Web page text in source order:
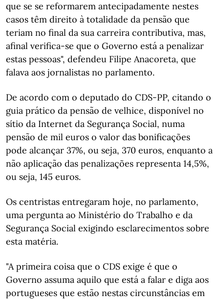
que se se reformarem antecipadamente nestes
casos têm direito à totalidade da pensão que
teriam no final da sua carreira contributiva, mas,
afinal verifica-se que o Governo está a penalizar
estas pessoas", defendeu Filipe Anacoreta, que
falava aos jornalistas no parlamento.
De acordo com o deputado do CDS-PP, citando o
guia prático da pensão de velhice, disponível no
sítio da Internet da Segurança Social, numa
pensão de mil euros o valor das bonificações
pode alcançar 37%, ou seja, 370 euros, enquanto a
não aplicação das penalizações representa 14,5%,
ou seja, 145 euros.
Os centristas entregaram hoje, no parlamento,
uma pergunta ao Ministério do Trabalho e da
Segurança Social exigindo esclarecimentos sobre
esta matéria.
"A primeira coisa que o CDS exige é que o
Governo assuma aquilo que está a falar e diga aos
portugueses que estão nestas circunstâncias em